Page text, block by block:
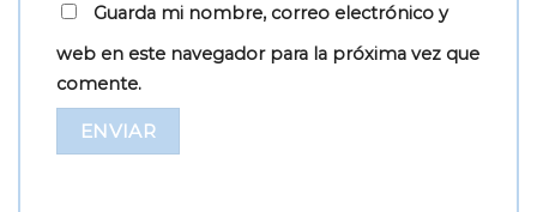
Guarda mi nombre, correo electrónico y
web en este navegador para la próxima vez que
comente.